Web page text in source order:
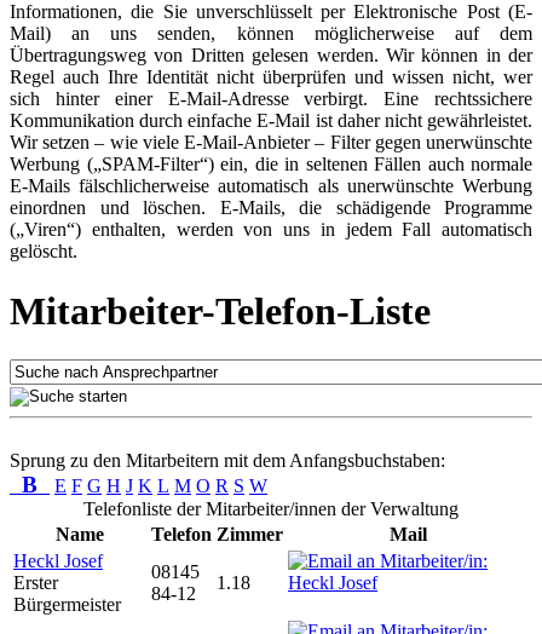
Informationen, die Sie unverschlüsselt per Elektronische Post (E-
Mail) an uns senden, können möglicherweise auf dem
Übertragungsweg von Dritten gelesen werden. Wir können in der
Regel auch Ihre Identität nicht überprüfen und wissen nicht, wer
sich hinter einer E-Mail-Adresse verbirgt. Eine rechtssichere
Kommunikation durch einfache E-Mail ist daher nicht gewährleistet.
Wir setzen – wie viele E-Mail-Anbieter – Filter gegen unerwünschte
Werbung („SPAM-Filter“) ein, die in seltenen Fällen auch normale
E-Mails fälschlicherweise automatisch als unerwünschte Werbung
einordnen und löschen. E-Mails, die schädigende Programme
(„Viren“) enthalten, werden von uns in jedem Fall automatisch
gelöscht.
Mitarbeiter-Telefon-Liste
Sprung zu den Mitarbeitern mit dem Anfangsbuchstaben:
B E F G H J K L M O R S W
Telefonliste der Mitarbeiter/innen der Verwaltung
Name
Telefon Zimmer
Mail
Heckl Josef
Erster
Bürgermeister
08145
84-12
1.18